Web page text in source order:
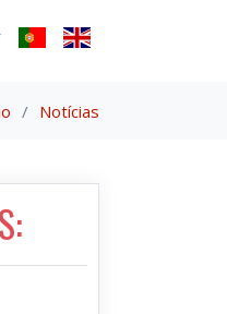
Notícias